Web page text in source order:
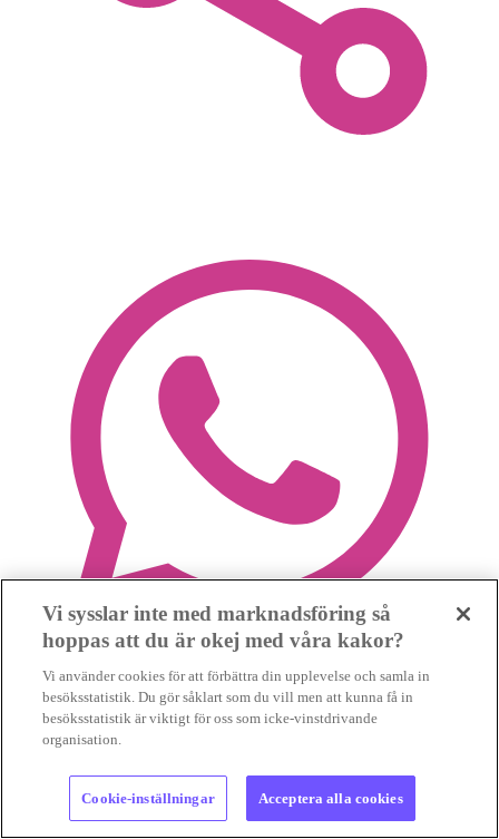
Vi sysslar inte med marknadsföring så
hoppas att du är okej med våra kakor?
Vi använder cookies för att förbättra din upplevelse och samla in
besöksstatistik. Du gör såklart som du vill men att kunna få in
besöksstatistik är viktigt för oss som icke-vinstdrivande
organisation.
Cookie-inställningar Acceptera alla cookies